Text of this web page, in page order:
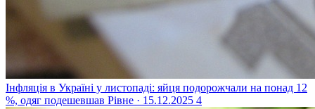
Інфляція в Україні у листопаді: яйця подорожчали на понад 12
%, одяг подешевшав Рівне · 15.12.2025 4